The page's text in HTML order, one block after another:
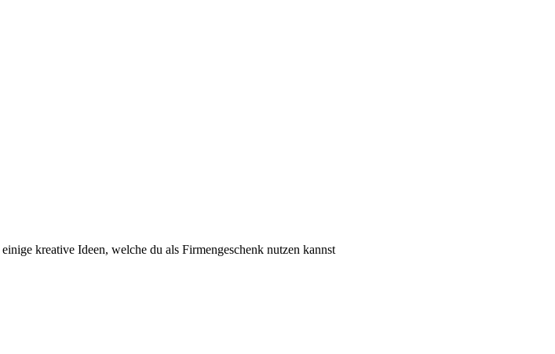
kreative Ideen, welche du als Firmengeschenk nutzen kannst